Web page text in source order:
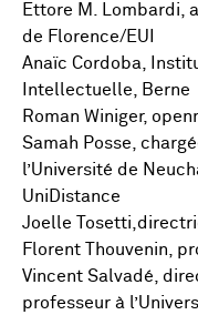
Ettore M. Lombardi,
de Florence/EUI
Anaïc Cordoba,
Intellectuelle, Berne
Roman Winiger,
Samah Posse,
l’Université de
UniDistance
Joelle
Florent Thouvenin,
Vincent Salvadé,
professeur à